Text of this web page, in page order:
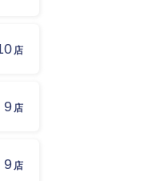
店
9 店
9 店